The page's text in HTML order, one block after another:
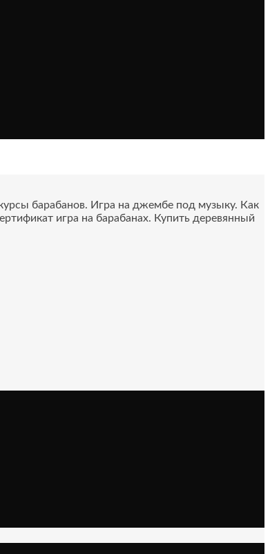
барабанов. Игра на джембе под музыку. Как
игра на барабанах. Купить деревянный